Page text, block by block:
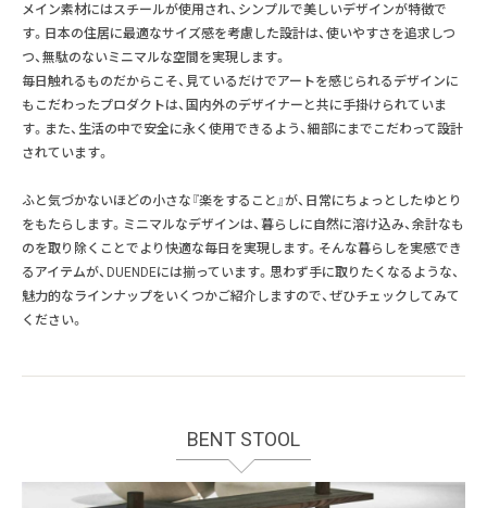
メイン素材にはスチールが使用され、シンプルで美しいデザインが特徴で
す。日本の住居に最適なサイズ感を考慮した設計は、使いやすさを追求しつ
つ、無駄のないミニマルな空間を実現します。
毎日触れるものだからこそ、見ているだけでアートを感じられるデザインに
もこだわったプロダクトは、国内外のデザイナーと共に手掛けられていま
す。また、生活の中で安全に永く使用できるよう、細部にまでこだわって設計
されています。
ふと気づかないほどの小さな『楽をすること』が、日常にちょっとしたゆとり
をもたらします。ミニマルなデザインは、暮らしに自然に溶け込み、余計なも
のを取り除くことでより快適な毎日を実現します。そんな暮らしを実感でき
るアイテムが、DUENDEには揃っています。思わず手に取りたくなるような、
魅力的なラインナップをいくつかご紹介しますので、ぜひチェックしてみて
ください。
BENT STOOL